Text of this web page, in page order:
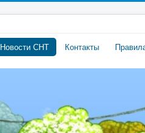
Новости СНТ Контакты